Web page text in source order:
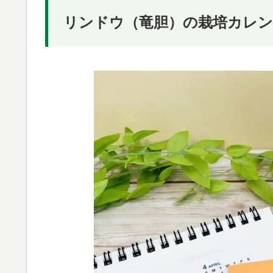
リンドウ（竜胆）の栽培カレ